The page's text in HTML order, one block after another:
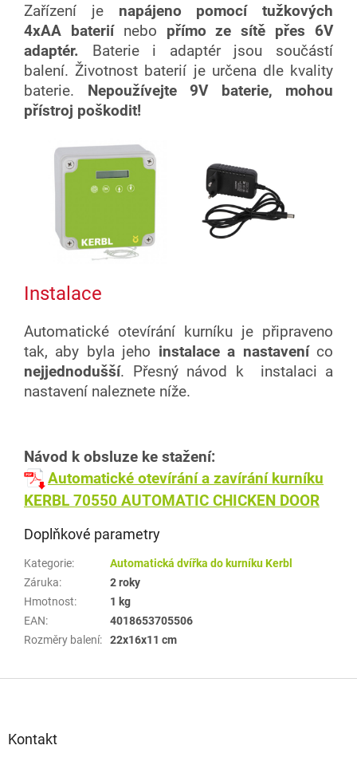
Zařízení je napájeno pomocí tužkových
4xAA
baterií nebo přímo ze sítě přes 6V
adaptér.
Baterie i adaptér jsou součástí
balení. Životnost baterií jeurčena dle kvality
baterie.
Nepoužívejte 9V baterie, mohou
přístroj poškodit!
Instalace
Automatické otevírání kurníku je připraveno
tak, aby byla jeho instalace a nastaveníco
nejjednodušší. Přesný návod k instalaci a
nastavení naleznete níže.
Návod k obsluze ke stažení:
Automatické otevírání a zavírání kurníku
KERBL 70550 AUTOMATIC CHICKEN DOOR
Doplňkové parametry
Kategorie:
Automatická dvířka do kurníku Kerbl
Záruka:
2 roky
Hmotnost:
1 kg
EAN:
4018653705506
Rozměry balení: 22x16x11 cm
Kontakt